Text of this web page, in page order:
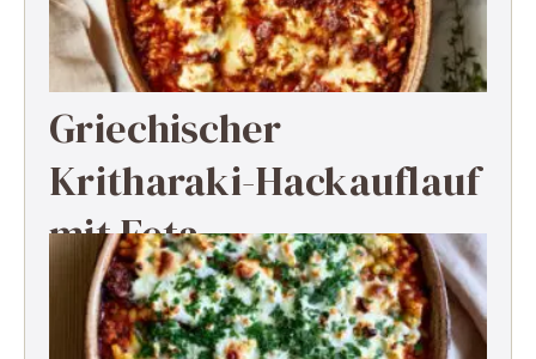
Griechischer
Kritharaki-Hackauflauf
mit Feta